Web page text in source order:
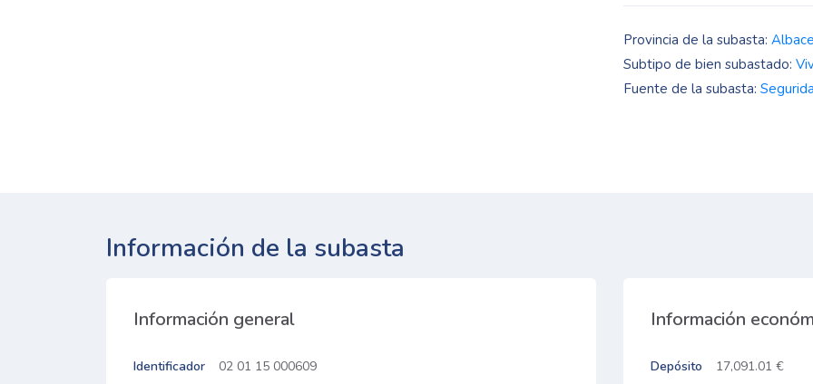
Provincia de la subasta:
Subtipo de bien subastado:
Fuente de la subasta:
Información de la subasta
Información general
Identificador
02 01 15 000609
Información
Depósito
17,091.01 €